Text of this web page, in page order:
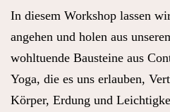
In diesem Workshop lassen
angehen und holen aus
wohltuende Bausteine aus
Yoga, die es uns erlauben,
Körper, Erdung und